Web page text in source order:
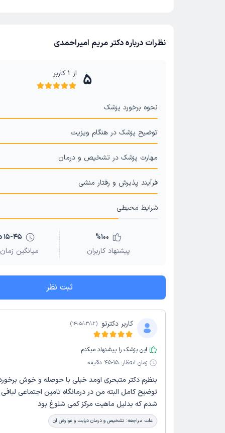
نظرات درباره دکتر مریم امیراحمدی
5 از 1کاربر
نحوه برخورد پزشک
توضیح پزشک در هنگام ویزیت
مهارت پزشک در تشخیص و درمان
فرآیند پذیرش و رفتار منشی
شرایط محیطی
%100
پیشنهاد کاربران
15-45 دقیقه
میانگین زمان
ثبت نظر
کاربر دکترتو (
1405/03/02
)
این پزشک را پیشنهاد میکنم
زمان انتظار: 15-45 دقیقه
بنظرم دکتر متبحری اومد خیلی با حوصله و خوش برخورد
توضیح کامل البته من در درمانگاه تامین اجتماعی
شدم که بدلیل ماهیت مرکز کمی شلوغ بود
علت مراجعه: تشخیص و درمان دیابت و عوارض آن